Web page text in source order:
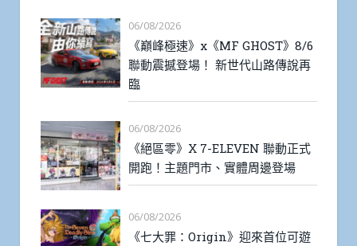
06/08/2026
《巔峰極速》x《MF GHOST》8/6
聯動震撼登場！ 新世代山路傳說再
臨
06/08/2026
《絕區零》X 7-ELEVEN 聯動正式
開跑！主題門市、實體周邊登場
06/08/2026
《七大罪：Origin》迎來首位可遊